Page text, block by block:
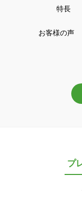
特長
お客様の声
プ